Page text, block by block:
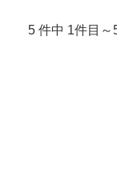
5 件中 1件目～